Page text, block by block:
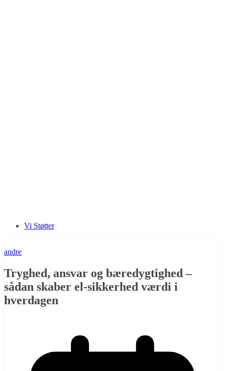
Vi Støtter
andre
Tryghed, ansvar og bæredygtighed –
sådan skaber el-sikkerhed værdi i
hverdagen